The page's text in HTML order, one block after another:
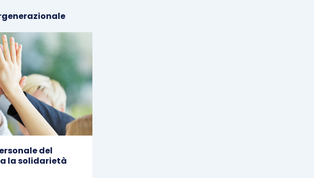
del
la solidarietà